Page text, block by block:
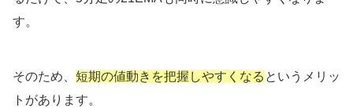
す。
そのため、 短期の値動きを把握しやすくなる というメリッ
トがあります。